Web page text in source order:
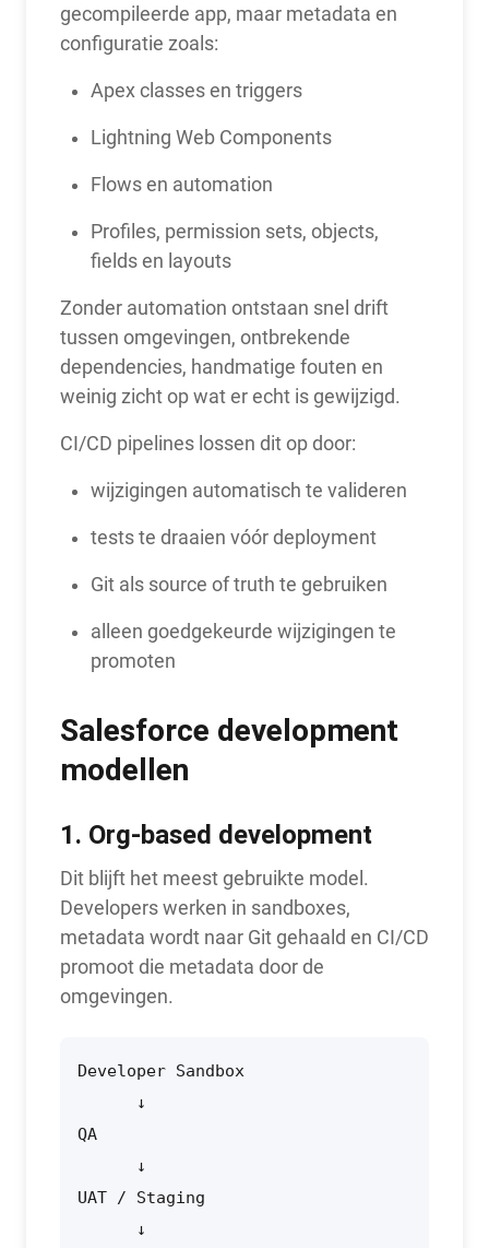
gecompileerde app, maar metadata en
configuratie zoals:
Apex classes en triggers
Lightning Web Components
Flows en automation
Profiles, permission sets, objects,
fields en layouts
Zonder automation ontstaan snel drift
tussen omgevingen, ontbrekende
dependencies, handmatige fouten en
weinig zicht op wat er echt is gewijzigd.
CI/CD pipelines lossen dit op door:
wijzigingen automatisch te valideren
tests te draaien vóór deployment
Git als source of truth te gebruiken
alleen goedgekeurde wijzigingen te
promoten
Salesforce development
modellen
1. Org-based development
Dit blijft het meest gebruikte model.
Developers werken in sandboxes,
metadata wordt naar Git gehaald en CI/CD
promoot die metadata door de
omgevingen.
Developer Sandbox
QA
UAT / Staging